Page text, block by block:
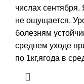
числах сентября.
не ощущается.
болезням
среднем уходе
по 1кг,ягода в